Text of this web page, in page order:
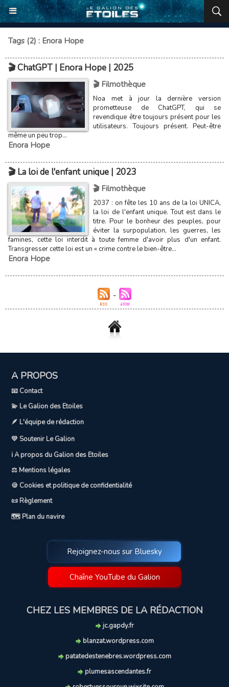
Tags (2) : Enora Hope
🎬 ChatGPT | Enora Hope | 2025
🎬 Filmothèque
Noa met à jour la dernière version
prometteuse de ChatGPT, qui se
revendique être toujours présent pour les
utilisateurs. Toujours présent. Peut-être
même un peu trop...
Enora Hope
🎬 La loi de l'enfant unique | 2023
🎬 Filmothèque
2037 : on fête les 10 ans de la loi UNICA,
la loi de l'enfant unique. Tout est dans le
titre. Pour le bonheur des peuples, pour
éviter la surpopulation, les guerres, les
famines, cette loi interdit à toute femme d'avoir plus d'un enfant.
Transgresser cette loi est un « crime contre le bien-être...
Enora Hope
A PROPOS
📧 Contact
💫 Le Galion des Etoiles
🪶 L'équipe de rédaction
💛 Soutenir Le Galion
ℹ️ A propos du Galion des Etoiles
⚖️ Mentions légales
🍪 Cookies et politique de confidentialité
📜 Règlement
🗺️ Plan du navire
Rejoignez-nous sur Bluesky
Chaîne YouTube du Galion
CHEZ LES MEMBRES DE LA RÉDACTION
jc.gapdy.fr
blanzat.wordpress.com
patatedestenebres.wordpress.com
plumesascendantes.fr